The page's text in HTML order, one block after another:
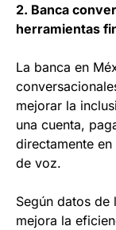
2. Banca
herramientas
La banca en
mejorar la
una cuenta,
directamente
de voz.
Según datos de
mejora la